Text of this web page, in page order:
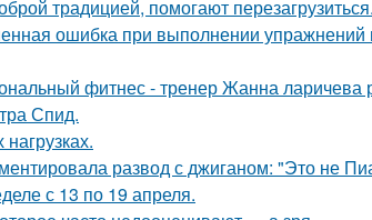
традицией, помогают перезагрузиться.
ошибка при выполнении
фитнес - тренер Жанна ларичева
Спид.
развод с джиганом: "Это не
с 13 по 19 апреля.